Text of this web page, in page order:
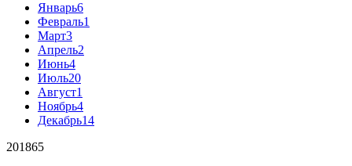
Январь6
Февраль1
Март3
Апрель2
Июнь4
Июль20
Август1
Ноябрь4
Декабрь14
201865